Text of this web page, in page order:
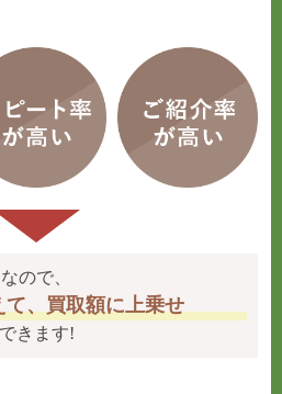
なので、
て、買取額に上乗せ
できます!